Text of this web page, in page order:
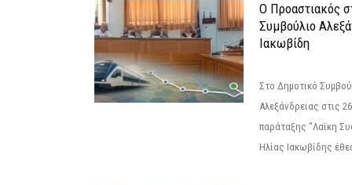
Ο Προαστιακός
Συμβούλιο
Ιακωβίδη
Στο Δημοτικό
Αλεξάνδρειας στις
παράταξης "Λαϊκη
Ηλίας Ιακωβίδης